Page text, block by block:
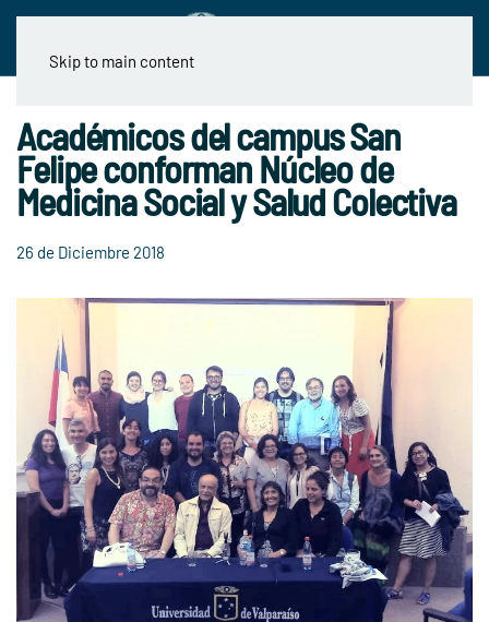
Skip to main content
Académicos del campus San
Felipe conforman Núcleo de
Medicina Social y Salud Colectiva
26 de Diciembre 2018